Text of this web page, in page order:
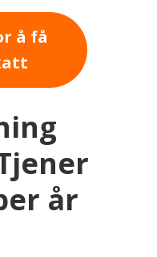
å få
år